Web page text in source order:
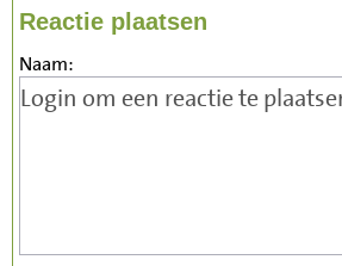
Reactie plaatsen
Naam: